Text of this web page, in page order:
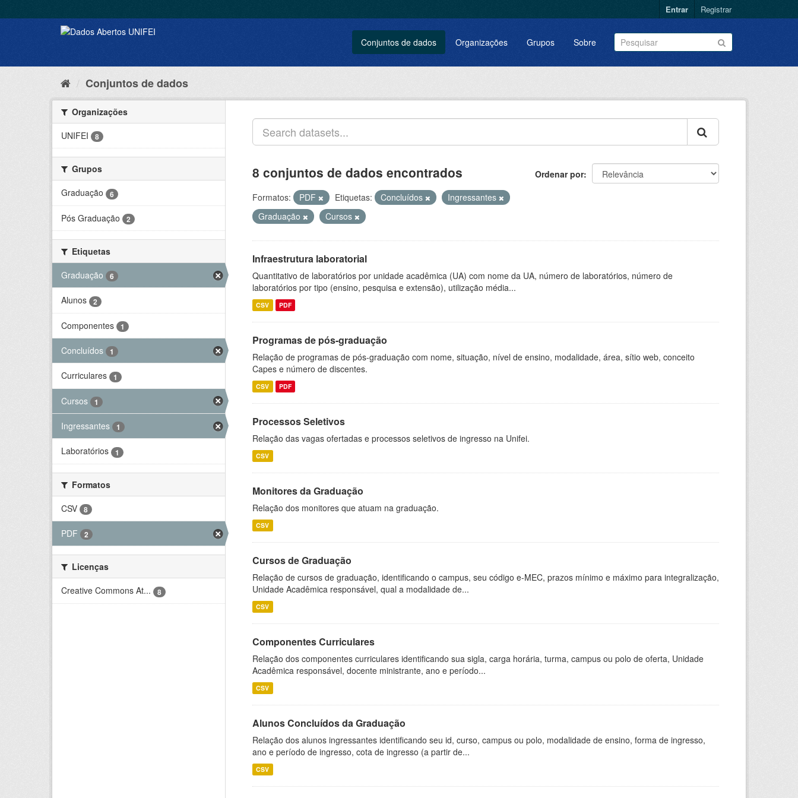
Entrar Registrar
Conjuntos de dados Organizações Grupos Sobre
Conjuntos de dados
Organizações
UNIFEI
8
Grupos
Graduação
6
Pós Graduação 2
Etiquetas
Graduação
6
Alunos 2
Componentes 1
Concluídos 1
Curriculares 1
Cursos 1
Ingressantes 1
Laboratórios 1
Formatos
CSV
8
PDF 2
Licenças
Creative Commons At...
8
Ordenar por
8 conjuntos de dados encontrados
Formatos: PDF Etiquetas: Concluídos
Ingressantes
Graduação
Cursos
Infraestrutura laboratorial
Quantitativo de laboratórios por unidade acadêmica (UA) com nome da UA, número de laboratórios, número de
laboratórios por tipo (ensino, pesquisa e extensão), utilização média...
CSV PDF
Programas de pós-graduação
Relação de programas de pós-graduação com nome, situação, nível de ensino, modalidade, área, sítio web, conceito
Capes e número de discentes.
CSV PDF
Processos Seletivos
Relação das vagas ofertadas e processos seletivos de ingresso na Unifei.
CSV
Monitores da Graduação
Relação dos monitores que atuam na graduação.
CSV
Cursos de Graduação
Relação de cursos de graduação, identificando o campus, seu código e-MEC, prazos mínimo e máximo para integralização,
Unidade Acadêmica responsável, qual a modalidade de...
CSV
Componentes Curriculares
Relação dos componentes curriculares identificando sua sigla, carga horária, turma, campus ou polo de oferta, Unidade
Acadêmica responsável, docente ministrante, ano e período...
CSV
Alunos Concluídos da Graduação
Relação dos alunos ingressantes identificando seu id, curso, campus ou polo, modalidade de ensino, forma de ingresso,
ano e período de ingresso, cota de ingresso (a partir de...
CSV